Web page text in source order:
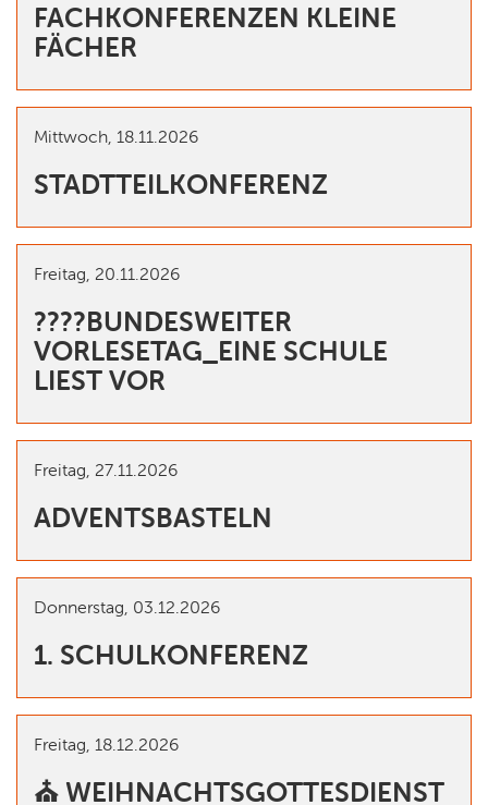
FACHKONFERENZEN KLEINE
FÄCHER
Mittwoch, 18.11.2026
STADTTEILKONFERENZ
Freitag, 20.11.2026
????BUNDESWEITER
VORLESETAG_EINE SCHULE
LIEST VOR
Freitag, 27.11.2026
ADVENTSBASTELN
Donnerstag, 03.12.2026
1. SCHULKONFERENZ
Freitag, 18.12.2026
⛪️ WEIHNACHTSGOTTESDIENST